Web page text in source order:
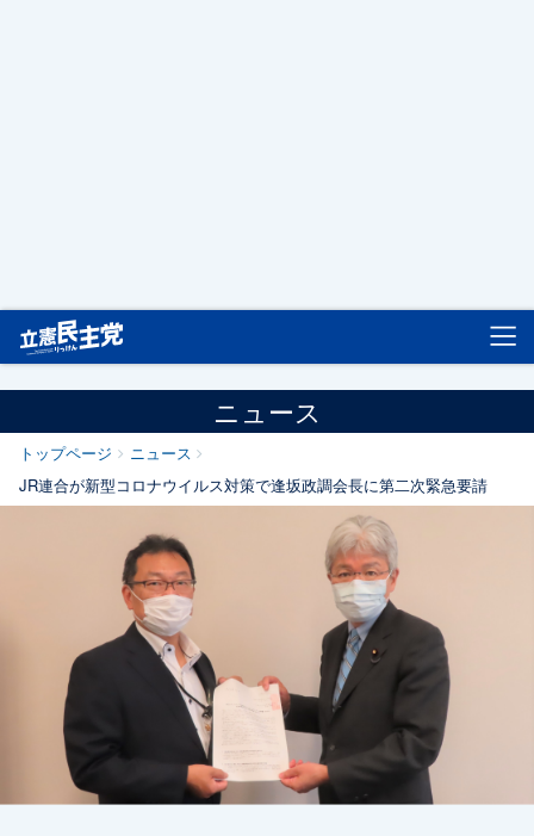
ニュース
トップページ
ニュース
JR連合が新型コロナウイルス対策で逢坂政調会長に第二次緊急要請